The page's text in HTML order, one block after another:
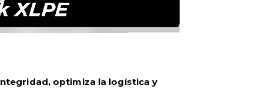
optimiza la logística y